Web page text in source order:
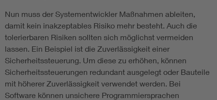
Nun muss der Systementwickler Maßnahmen ableiten,
damit kein inakzeptables Risiko mehr besteht. Auch die
tolerierbaren Risiken sollten sich möglichst vermeiden
lassen. Ein Beispiel ist die Zuverlässigkeit einer
Sicherheitssteuerung. Um diese zu erhöhen, können
Sicherheitssteuerungen redundant ausgelegt oder Bauteile
mit höherer Zuverlässigkeit verwendet werden. Bei
Software können unsichere Programmiersprachen